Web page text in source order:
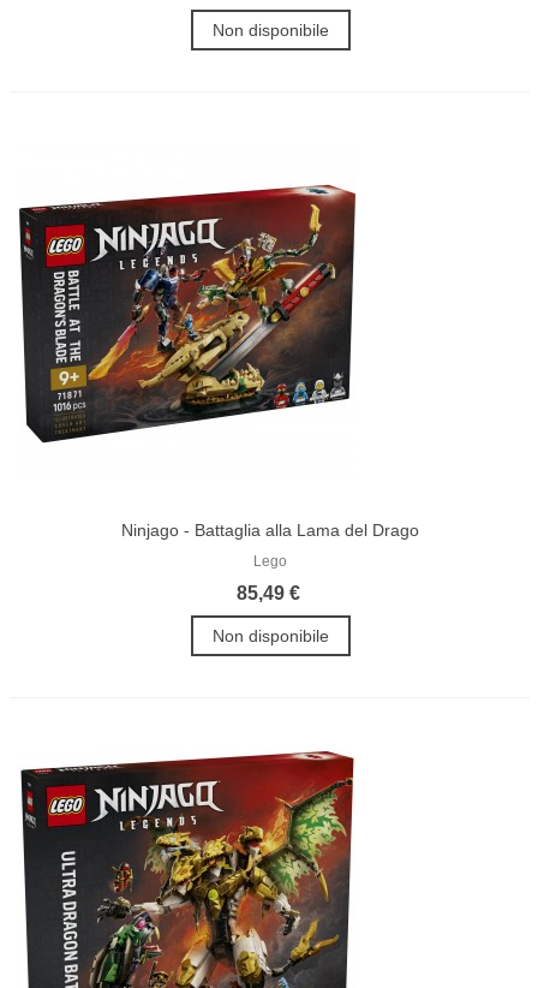
Non disponibile
Ninjago - Battaglia alla Lama del Drago
Lego
85,49 €
Non disponibile